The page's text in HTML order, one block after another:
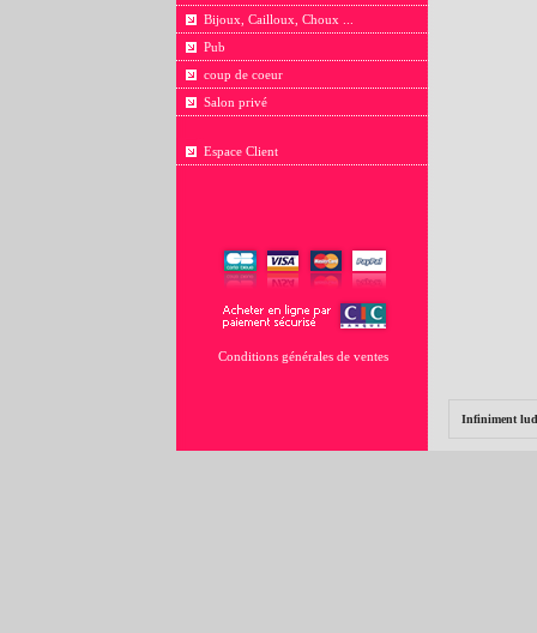
Bijoux, Cailloux, Choux ...
Pub
coup de coeur
Salon privé
Espace Client
Conditions générales de ventes
Infiniment